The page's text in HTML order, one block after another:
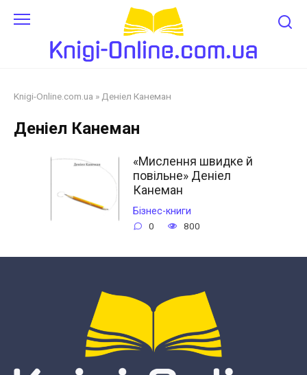
Knigi-Online.com.ua » Деніел Канеман
Деніел Канеман
«Мислення швидке й
повільне» Деніел
Канеман
Бізнес-книги
0 800